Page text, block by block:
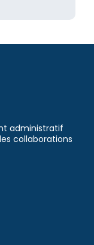
administratif
collaborations